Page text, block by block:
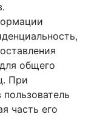
общего
При
часть его